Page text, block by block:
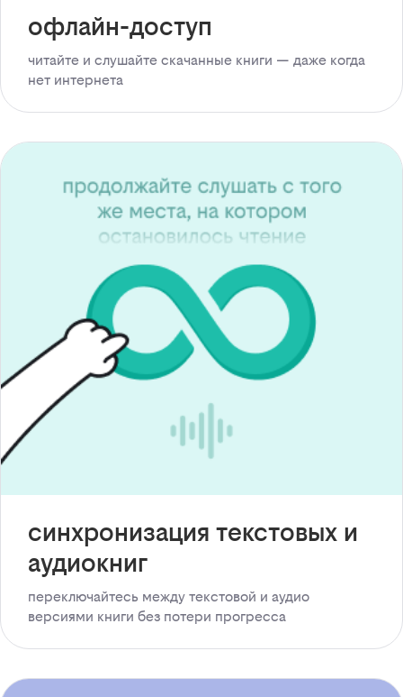
офлайн-доступ
читайте и слушайте скачанные книги — даже когда
нет интернета
синхронизация текстовых и
аудиокниг
переключайтесь между текстовой и аудио
версиями книги без потери прогресса